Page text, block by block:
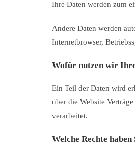
Ihre Daten werden zum
Andere Daten werden
Internetbrowser,
Wofür nutzen wir
Ein Teil der Daten wird
über die Website
verarbeitet.
Welche Rechte